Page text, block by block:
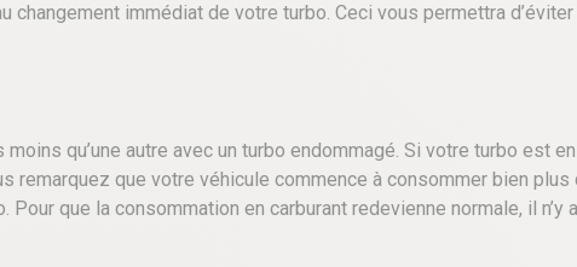
immédiat de votre turbo. Ceci vous permettra
qu’une autre avec un turbo endommagé. Si votre turbo est
que votre véhicule commence à consommer bien plus
que la consommation en carburant redevienne normale, il n’y